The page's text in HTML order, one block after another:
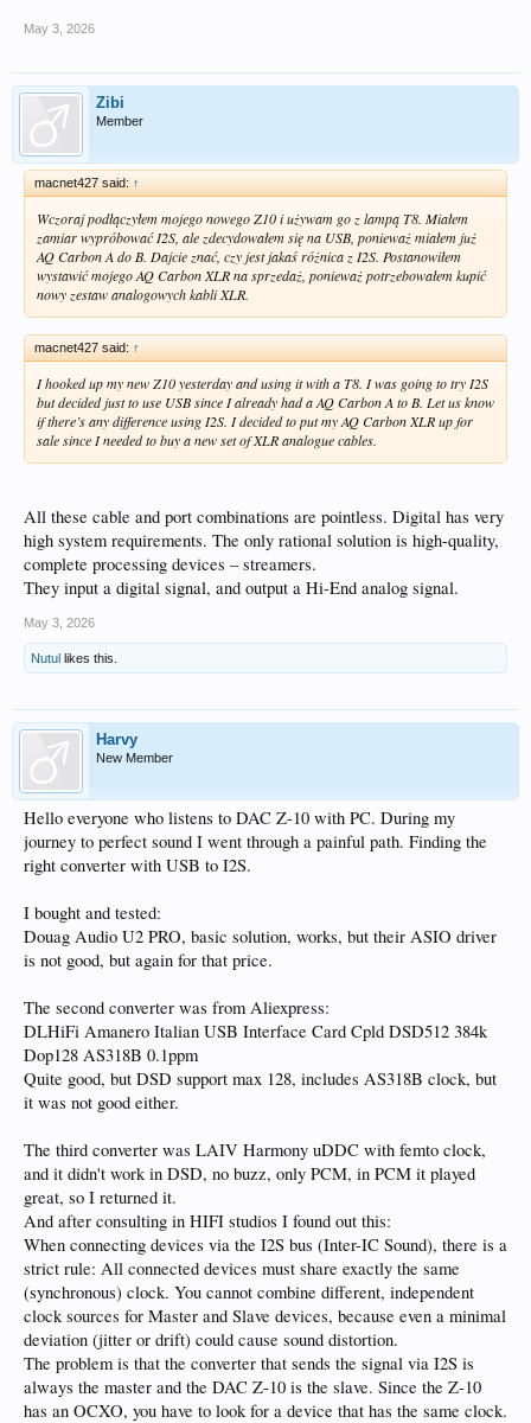
Kiedy po raz pierwszy kupiłem Z10, użyłem cyfrowego kabla koncentrycznego
a/przedwzmacniacza. Następnie zastąpiłem go dostarczonym przez Eversolo
kablem USB, ale nie zauważyłem żadnej różnicy. Następnie wypróbowałem kabel
USB Chord i brzmienie było zauważalnie „jaśniejsze”, „przewiewne” i bardziej
szczegółowe (bez wyciągania karty bingo z recenzjami audio). Wczoraj
otrzymałem mój nowy (dla mnie) kabel HDMI Chord, podłączyłem go
(ustawiony w Tryb 1) i wow, jaka różnica! Jeszcze więcej szczegółów i, co
wydawało się, wzrost wzmocnienia o kilka dB, czego nie do końca rozumiem.
Jak wspomniałem we wpisie powyżej, spodziewałem się, że USB będzie brzmiało
najlepiej, wykorzystując (przynajmniej w specyfikacji) lepszy zegar w Z10 niż w
T8.
Krótko mówiąc, zarówno kabel koncentryczny, jak i kabel USB trafiły już na stos
rzeczy „do ponownego wykorzystania”.
May 3, 2026
Zibi
Member
macnet427 said: ↑
Wczoraj podłączyłem mojego nowego Z10 i używam go z lampą T8. Miałem
zamiar wypróbować I2S, ale zdecydowałem się na USB, ponieważ miałem już
AQ Carbon A do B. Dajcie znać, czy jest jakaś różnica z I2S. Postanowiłem
wystawić mojego AQ Carbon XLR na sprzedaż, ponieważ potrzebowałem kupić
nowy zestaw analogowych kabli XLR.
macnet427 said: ↑
I hooked up my new Z10 yesterday and using it with a T8. I was going to try I2S
but decided just to use USB since I already had a AQ Carbon A to B. Let us know
if there’s any difference using I2S. I decided to put my AQ Carbon XLR up for
sale since I needed to buy a new set of XLR analogue cables.
All these cable and port combinations are pointless. Digital has very
high system requirements. The only rational solution is high-quality,
complete processing devices – streamers.
They input a digital signal, and output a Hi-End analog signal.
May 3, 2026
Nutul likes this.
Harvy
New Member
Hello everyone who listens to DAC Z-10 with PC. During my
journey to perfect sound I went through a painful path. Finding the
right converter with USB to I2S.
I bought and tested:
Douag Audio U2 PRO, basic solution, works, but their ASIO driver
is not good, but again for that price.
The second converter was from Aliexpress:
DLHiFi Amanero Italian USB Interface Card Cpld DSD512 384k
Dop128 AS318B 0.1ppm
Quite good, but DSD support max 128, includes AS318B clock, but
it was not good either.
The third converter was LAIV Harmony uDDC with femto clock,
and it didn't work in DSD, no buzz, only PCM, in PCM it played
great, so I returned it.
And after consulting in HIFI studios I found out this:
When connecting devices via the I2S bus (Inter-IC Sound), there is a
strict rule: All connected devices must share exactly the same
(synchronous) clock. You cannot combine different, independent
clock sources for Master and Slave devices, because even a minimal
deviation (jitter or drift) could cause sound distortion.
The problem is that the converter that sends the signal via I2S is
always the master and the DAC Z-10 is the slave. Since the Z-10
has an OCXO, you have to look for a device that has the same clock.